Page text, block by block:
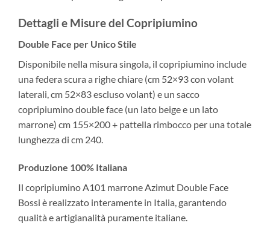
Dettagli e Misure del Copripiumino
Double Face per Unico Stile
Disponibile nella misura singola, il copripiumino include
una federa scura a righe chiare (cm 52×93 con volant
laterali, cm 52×83 escluso volant) e un sacco
copripiumino double face (un lato beige e un lato
marrone) cm 155×200 + pattella rimbocco per una totale
lunghezza di cm 240.
Produzione 100% Italiana
Il copripiumino A101 marrone Azimut Double Face
Bossi è realizzato interamente in Italia, garantendo
qualità e artigianalità puramente italiane.